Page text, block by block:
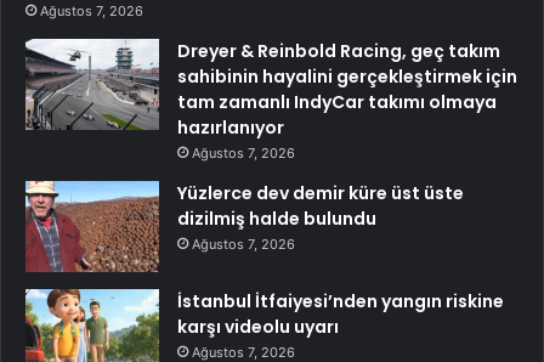
Ağustos 7, 2026
Dreyer & Reinbold Racing, geç takım
sahibinin hayalini gerçekleştirmek için
tam zamanlı IndyCar takımı olmaya
hazırlanıyor
Ağustos 7, 2026
Yüzlerce dev demir küre üst üste
dizilmiş halde bulundu
Ağustos 7, 2026
İstanbul İtfaiyesi’nden yangın riskine
karşı videolu uyarı
Ağustos 7, 2026